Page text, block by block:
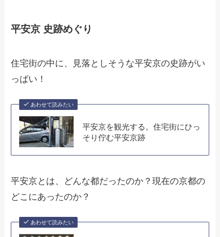
平安京 史跡めぐり
住宅街の中に、見落としそうな平安京の史跡がい
っぱい！
あわせて読みたい
平安京を観光する。住宅街にひっ
そり佇む平安京跡
平安京とは、どんな都だったのか？現在の京都の
どこにあったのか？
あわせて読みたい